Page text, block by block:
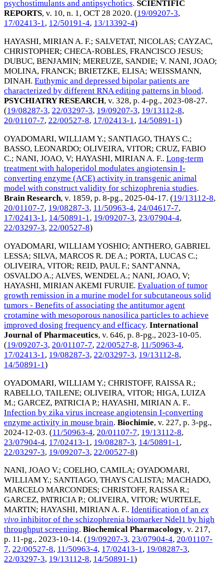
psychostimulants and antipsychotics. SCIENTIFIC
REPORTS, v. 10, n. 1, OCT 28 2020. (19/09207-3,
17/02413-1, 12/50191-4, 13/13392-4)
HAYASHI, MIRIAN A. F.; SALVETAT, NICOLAS; CAYZAC,
CHRISTOPHER; CHECA-ROBLES, FRANCISCO JESUS;
DUBUC, BENJAMIN; MEREUZE, SANDIE; V. NANI, JOAO;
MOLINA, FRANCK; BRIETZKE, ELISA; WEISSMANN,
DINAH. Euthymic and depressed bipolar patients are
characterized by different RNA editing patterns in blood.
PSYCHIATRY RESEARCH, v. 328, p. 4-pg., 2023-08-27.
(19/08287-3, 22/03297-3, 19/09207-3, 19/13112-8,
20/01107-7, 22/00527-8, 17/02413-1, 14/50891-1)
OYADOMARI, WILLIAM Y.; SANTIAGO, THAYS C.;
BASSO, LEONARDO; OLIVEIRA, VITOR; CRUZ, FABIO
C.; NANI, JOAO, V; HAYASHI, MIRIAN A. F.. Long-term
treatment with haloperidol modulates angiotensin I-
converting enzyme (ACE) activity in transgenic animal
model with construct validity for schizophrenia studies.
Brain Research, v. 1859, p. 8-pg., 2025-04-17. (19/13112-8,
20/01107-7, 19/08287-3, 11/50963-4, 24/04617-7,
17/02413-1, 14/50891-1, 19/09207-3, 23/07904-4,
22/03297-3, 22/00527-8)
OYADOMARI, WILLIAM YOSHIO; ANTHERO, GABRIEL
LESSA; SILVA, MARCOS R. DE A.; PORTA, LUCAS C.;
OLIVEIRA, VITOR; REID, PAUL F.; SANT'ANNA,
OSVALDO A.; ALVES, WENDEL A.; NANI, JOAO, V;
HAYASHI, MIRIAN AKEMI FURUIE. Evaluation of tumor
growth remission in a murine model for subcutaneous solid
tumors - Benefits of associating the antitumor agent
crotamine with mesoporous nanosilica particles to achieve
improved dosing frequency and efficacy. International
Journal of Pharmaceutics, v. 646, p. 8-pg., 2023-10-05.
(19/09207-3, 20/01107-7, 22/00527-8, 11/50963-4,
17/02413-1 , 19/08287-3, 22/03297-3, 19/13112-8,
14/50891-1)
OYADOMARI, WILLIAM Y.; CHRISTOFF, RAISSA R.;
RABELLO, TAILENE; OLIVEIRA, VITOR; HIGA, LUIZA
M.; GARCEZ, PATRICIA P.; HAYASHI, MIRIAN A. F..
Infection by zika virus increase angiotensin I-converting
enzyme activity in mouse brain. Biochimie, v. 227, p. 3-pg.,
2024-12-03. (11/50963-4, 20/01107-7, 19/13112-8,
23/07904-4, 17/02413-1 , 19/08287-3, 14/50891-1 ,
22/03297-3, 19/09207-3, 22/00527-8)
NANI, JOAO V.; COELHO, CAMILA; OYADOMARI,
WILLIAM Y.; SANTIAGO, THAYS CALISTA; MACHADO,
MARCELO MARCONDES; CHRISTOFF, RAISSA R.;
GARCEZ, PATRICIA P.; OLIVEIRA, VITOR; WURTELE,
MARTIN; HAYASHI, MIRIAN A. F.. Identification of an ex
vivo inhibitor of the schizophrenia biomarker Ndel1 by high
throughput screening. Biochemical Pharmacology, v. 217,
p. 11-pg., 2023-10-14. (19/09207-3, 23/07904-4, 20/01107-
7, 22/00527-8, 11/50963-4, 17/02413-1, 19/08287-3,
22/03297-3, 19/13112-8, 14/50891-1)